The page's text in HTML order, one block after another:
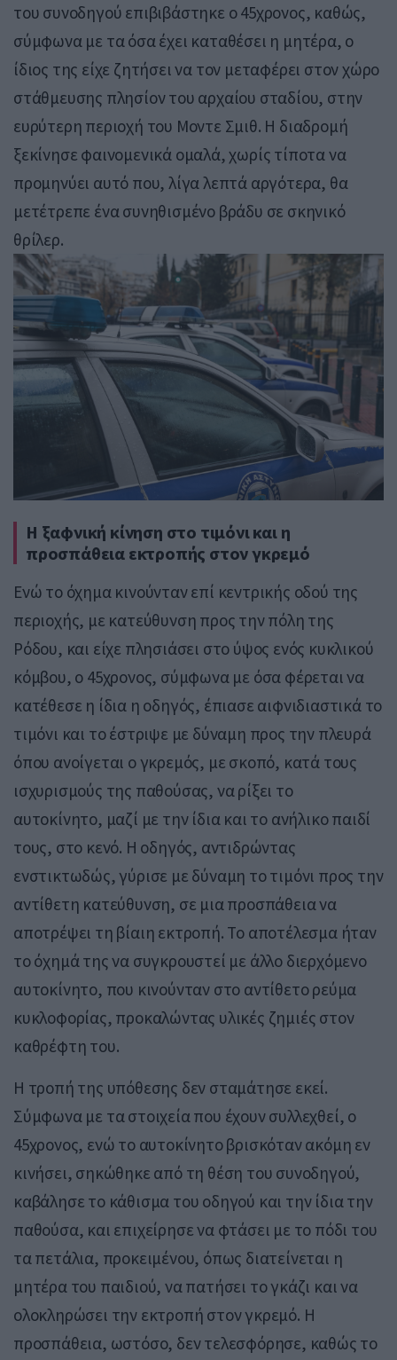
του συνοδηγού επιβιβάστηκε ο 45χρονος, καθώς,
σύμφωνα με τα όσα έχει καταθέσει η μητέρα, ο
ίδιος της είχε ζητήσει να τον μεταφέρει στον χώρο
στάθμευσης πλησίον του αρχαίου σταδίου, στην
ευρύτερη περιοχή του Μοντε Σμιθ. Η διαδρομή
ξεκίνησε φαινομενικά ομαλά, χωρίς τίποτα να
προμηνύει αυτό που, λίγα λεπτά αργότερα, θα
μετέτρεπε ένα συνηθισμένο βράδυ σε σκηνικό
θρίλερ.
Η ξαφνική κίνηση στο τιμόνι και η
προσπάθεια εκτροπής στον γκρεμό
Ενώ το όχημα κινούνταν επί κεντρικής οδού της
περιοχής, με κατεύθυνση προς την πόλη της
Ρόδου, και είχε πλησιάσει στο ύψος ενός κυκλικού
κόμβου, ο 45χρονος, σύμφωνα με όσα φέρεται να
κατέθεσε η ίδια η οδηγός, έπιασε αιφνιδιαστικά το
τιμόνι και το έστριψε με δύναμη προς την πλευρά
όπου ανοίγεται ο γκρεμός, με σκοπό, κατά τους
ισχυρισμούς της παθούσας, να ρίξει το
αυτοκίνητο, μαζί με την ίδια και το ανήλικο παιδί
τους, στο κενό. Η οδηγός, αντιδρώντας
ενστικτωδώς, γύρισε με δύναμη το τιμόνι προς την
αντίθετη κατεύθυνση, σε μια προσπάθεια να
αποτρέψει τη βίαιη εκτροπή. Το αποτέλεσμα ήταν
το όχημά της να συγκρουστεί με άλλο διερχόμενο
αυτοκίνητο, που κινούνταν στο αντίθετο ρεύμα
κυκλοφορίας, προκαλώντας υλικές ζημιές στον
καθρέφτη του.
Η τροπή της υπόθεσης δεν σταμάτησε εκεί.
Σύμφωνα με τα στοιχεία που έχουν συλλεχθεί, ο
45χρονος, ενώ το αυτοκίνητο βρισκόταν ακόμη εν
κινήσει, σηκώθηκε από τη θέση του συνοδηγού,
καβάλησε το κάθισμα του οδηγού και την ίδια την
παθούσα, και επιχείρησε να φτάσει με το πόδι του
τα πετάλια, προκειμένου, όπως διατείνεται η
μητέρα του παιδιού, να πατήσει το γκάζι και να
ολοκληρώσει την εκτροπή στον γκρεμό. Η
προσπάθεια, ωστόσο, δεν τελεσφόρησε, καθώς το